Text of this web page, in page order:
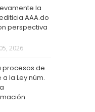
la
AAA.do
perspectiva
2026
procesos de
la Ley núm.